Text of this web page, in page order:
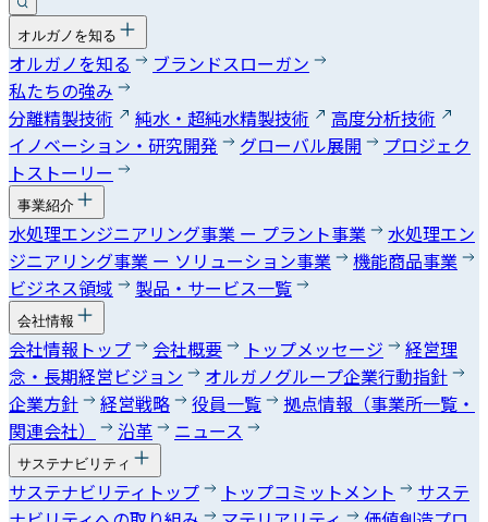
オルガノを知る
オルガノを知る
ブランドスローガン
私たちの強み
分離精製技術
純水・超純水精製技術
高度分析技術
イノベーション・研究開発
グローバル展開
プロジェク
トストーリー
事業紹介
水処理エンジニアリング事業 ー プラント事業
水処理エン
ジニアリング事業 ー ソリューション事業
機能商品事業
ビジネス領域
製品・サービス一覧
会社情報
会社情報トップ 会社概要 トップメッセージ
経営理
念・長期経営ビジョン
オルガノグループ企業行動指針
企業方針
経営戦略 役員一覧
拠点情報（事業所一覧・
関連会社）
沿革 ニュース
サステナビリティ
サステナビリティトップ トップコミットメント
サステ